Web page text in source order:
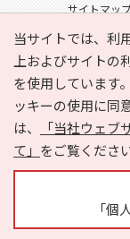
当サイトでは、利
上およびサイトの
を使用しています
ッキーの使用に同
は、
「当社ウェ
て」 をご覧ください
「
サイトマッ
サ